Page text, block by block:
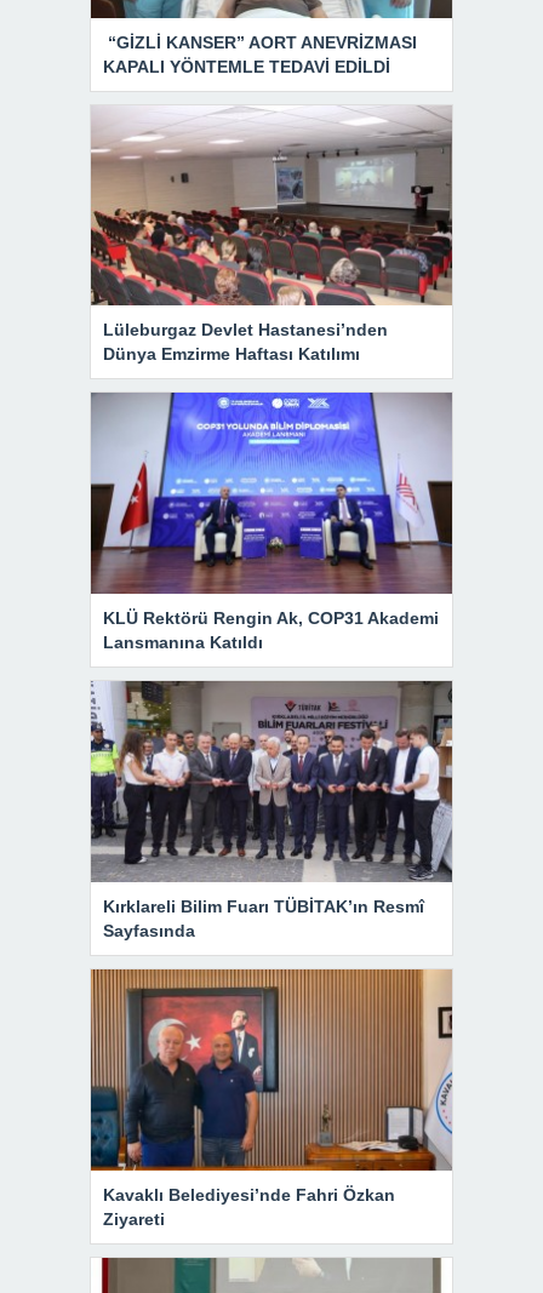
“GİZLİ KANSER” AORT ANEVRİZMASI
KAPALI YÖNTEMLE TEDAVİ EDİLDİ
Lüleburgaz Devlet Hastanesi’nden
Dünya Emzirme Haftası Katılımı
KLÜ Rektörü Rengin Ak, COP31 Akademi
Lansmanına Katıldı
Kırklareli Bilim Fuarı TÜBİTAK’ın Resmî
Sayfasında
Kavaklı Belediyesi’nde Fahri Özkan
Ziyareti